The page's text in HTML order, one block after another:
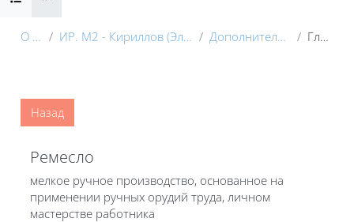
О курсе ИР. М2 - Кириллов (Электронный курс) с видео Дополнительные материалы Глоссарий
Назад
Ремесло
мелкое ручное производство, основанное на
применении ручных орудий труда, личном
мастерстве работника